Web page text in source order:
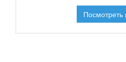
Посмотреть